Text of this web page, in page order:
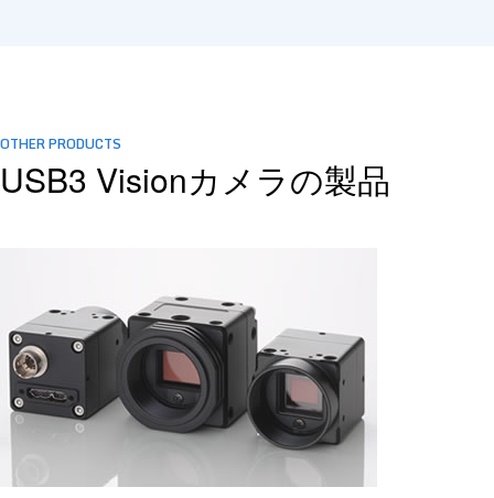
OTHER PRODUCTS
USB3 Visionカメラの製品